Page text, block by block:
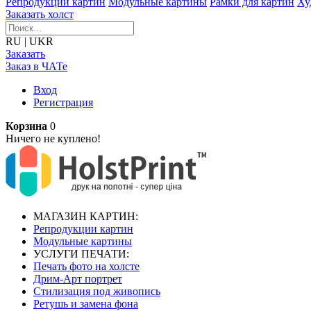
Заказать холст
RU | UKR
Заказать
Заказ в ЧАТе
Вход
Регистрация
Корзина 0
Ничего не куплено!
МАГАЗИН КАРТИН:
Репродукции картин
Модульные картины
УСЛУГИ ПЕЧАТИ:
Печать фото на холсте
Дрим-Арт портрет
Стилизация под живопись
Ретушь и замена фона